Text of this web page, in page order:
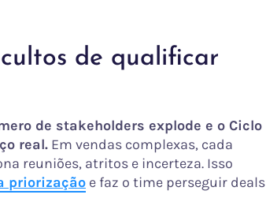
de qualificar
de stakeholders explode e o Ciclo
real. Em vendas complexas, cada
reuniões, atritos e incerteza. Isso
priorização e faz o time perseguir deals